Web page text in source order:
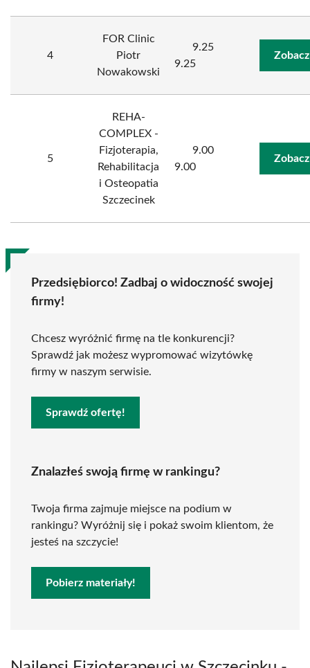
4
FOR Clinic
Piotr
Nowakowski
9.25
9.25
5
REHA-
COMPLEX -
Fizjoterapia,
Rehabilitacja
i Osteopatia
Szczecinek
9.00
9.00
Przedsiębiorco! Zadbaj o widoczność swojej
firmy!
Chcesz wyróżnić firmę na tle konkurencji?
Sprawdź jak możesz wypromować wizytówkę
firmy w naszym serwisie.
Sprawdź ofertę!
Znalazłeś swoją firmę w rankingu?
Twoja firma zajmuje miejsce na podium w
rankingu? Wyróżnij się i pokaż swoim klientom, że
jesteś na szczycie!
Pobierz materiały!